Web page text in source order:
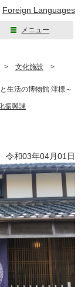
Foreign Languages
メニュー
> 文化施設 >
生活の博物館 澪標～
振興課
令和03年04月01日